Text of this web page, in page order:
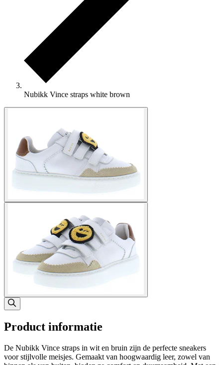
Nubikk Vince straps white brown
Product informatie
De Nubikk Vince straps in wit en bruin zijn de perfecte sneakers
voor stijlvolle meisjes. Gemaakt van hoogwaardig leer, zowel van